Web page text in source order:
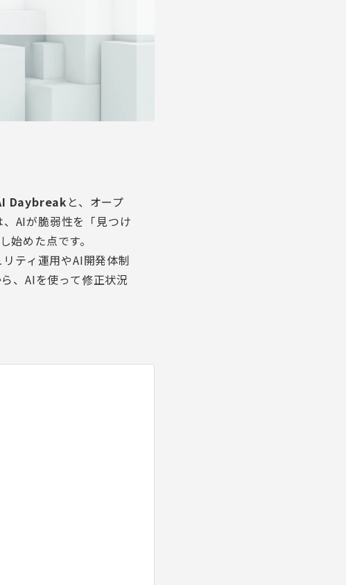
Daybreak と、オープ
AIが脆弱性を「見つけ
めた点です。
ティ運用やAI開発体制
、AIを使って修正状況